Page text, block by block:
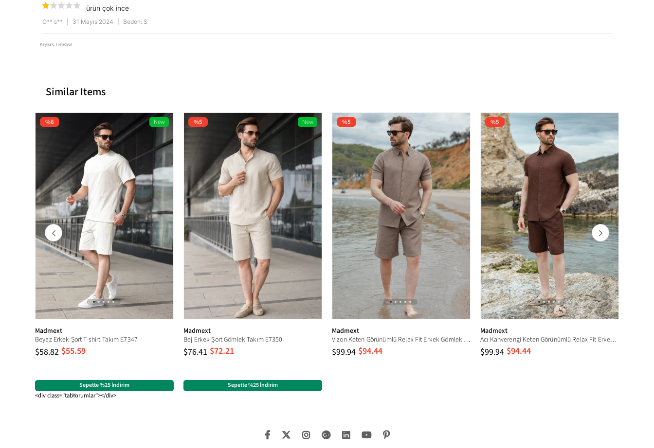
ürün çok ince
O** s** 31 Mayıs 2024 Beden: S
Kaynak: Trendyol
Similar Items
Madmext
Beyaz Erkek Şort T-shirt Takım E7347
$55.59
$58.82
%6
New
Item
Sepette %25 İndirim
Madmext
Bej Erkek Şort Gömlek Takım E7350
$72.21
$76.41
%5
New
Sepette %25 İndirim
Madmext
Vizon Keten Görünümlü Relax Fit Erkek Gömlek Şort Takım E7364
$94.44
$99.94
%5
Madmext
Acı Kahverengi Keten Görünümlü Relax Fit Erkek Gömlek Şort Takım E7364
$94.44
$99.94
%5
<div class="tabYorumlar"></div>